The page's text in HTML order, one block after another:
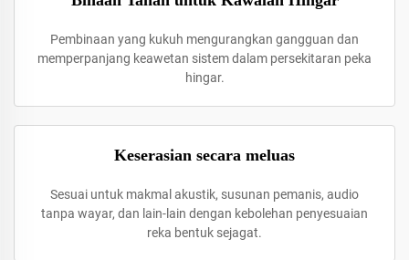
Pembinaan yang kukuh mengurangkan gangguan dan
memperpanjang keawetan sistem dalam persekitaran peka
hingar.
Keserasian secara meluas
Sesuai untuk makmal akustik, susunan pemanis, audio
tanpa wayar, dan lain-lain dengan kebolehan penyesuaian
reka bentuk sejagat.